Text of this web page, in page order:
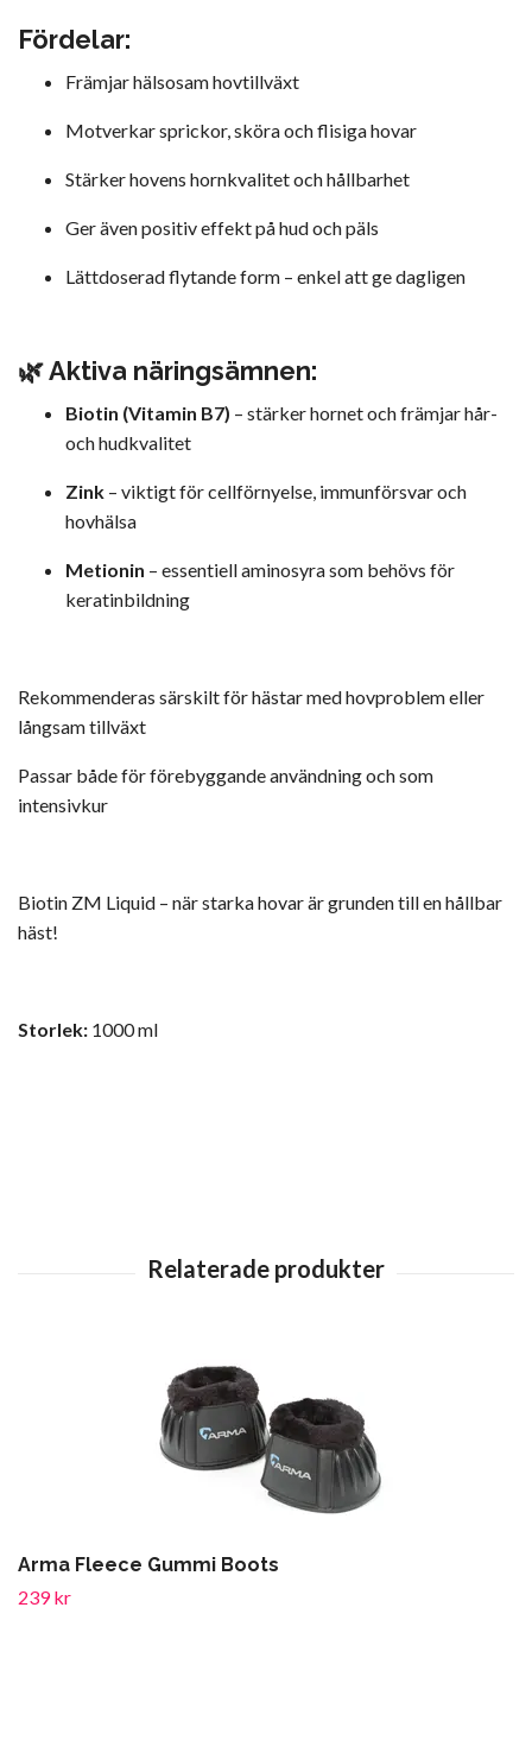
Fördelar:
Främjar hälsosam hovtillväxt
Motverkar sprickor, sköra och flisiga hovar
Stärker hovens hornkvalitet och hållbarhet
Ger även positiv effekt på hud och päls
Lättdoserad flytande form – enkel att ge dagligen
🌿 Aktiva näringsämnen:
Biotin (Vitamin B7) – stärker hornet och främjar hår-
och hudkvalitet
Zink – viktigt för cellförnyelse, immunförsvar och
hovhälsa
Metionin – essentiell aminosyra som behövs för
keratinbildning
Rekommenderas särskilt för hästar med hovproblem eller
långsam tillväxt
Passar både för förebyggande användning och som
intensivkur
Biotin ZM Liquid – när starka hovar är grunden till en hållbar
häst!
Storlek: 1000 ml
Arma Fleece Gummi Boots
239 kr